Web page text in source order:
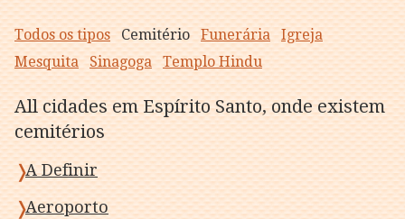
Todos os tipos Cemitério Funerária
Igreja
Mesquita
Sinagoga Templo Hindu
All cidades em Espírito Santo, onde existem
cemitérios
A Definir
Aeroporto